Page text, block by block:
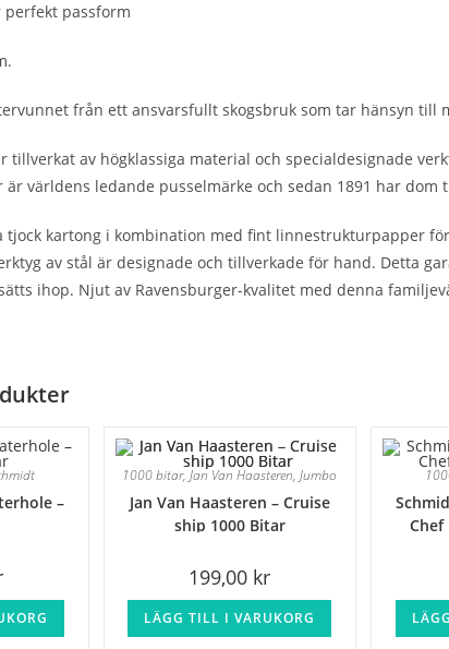
perfekt passform
från ett ansvarsfullt skogsbruk som tar hänsyn till
tillverkat av högklassiga material och specialdesignade
är världens ledande pusselmärke och sedan 1891 har dom
tjock kartong i kombination med fint linnestrukturpapper
av stål är designade och tillverkade för hand. Detta
ihop. Njut av Ravensburger-kvalitet med denna
–
1000 bitar,Jan Van Haasteren,Jumbo
Jan Van Haasteren – Cruise
ship 1000 Bitar
199,00 kr
LÄGG TILL I VARUKORG
Chef